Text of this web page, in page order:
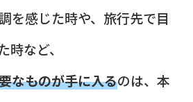
を感じた時や、旅行先で目
時など、
なものが手に入るのは、本